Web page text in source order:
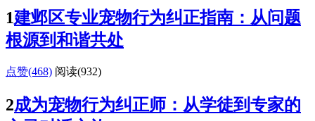
1建邺区专业宠物行为纠正指南：从问题
根源到和谐共处
点赞(468) 阅读(932)
2成为宠物行为纠正师：从学徒到专家的